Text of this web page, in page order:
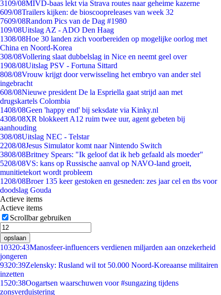
3109/08MIVD-baas lekt via Strava routes naar geheime kazerne
609/08Trailers kijken: de bioscoopreleases van week 32
7609/08Random Pics van de Dag #1980
109/08Uitslag AZ - ADO Den Haag
1308/08Hoe 30 landen zich voorbereiden op mogelijke oorlog met
China en Noord-Korea
308/08Vollering slaat dubbelslag in Nice en neemt geel over
1908/08Uitslag PSV - Fortuna Sittard
808/08Vrouw krijgt door verwisseling het embryo van ander stel
ingebracht
608/08Nieuwe president De la Espriella gaat strijd aan met
drugskartels Colombia
1408/08Geen 'happy end' bij seksdate via Kinky.nl
4308/08XR blokkeert A12 ruim twee uur, agent gebeten bij
aanhouding
308/08Uitslag NEC - Telstar
2208/08Jesus Simulator komt naar Nintendo Switch
3808/08Britney Spears: "Ik geloof dat ik heb gefaald als moeder"
5208/08VS: kans op Russische aanval op NAVO-land groeit,
munitietekort wordt probleem
1208/08Broer 135 keer gestoken en gesneden: zes jaar cel en tbs voor
doodslag Gouda
Actieve items
Actieve items
Scrollbar gebruiken
opslaan
10320:43Manosfeer-influencers verdienen miljarden aan onzekerheid
jongeren
9320:39Zelensky: Rusland wil tot 50.000 Noord-Koreaanse militairen
inzetten
1520:38Oogartsen waarschuwen voor #sungazing tijdens
zonsverduistering